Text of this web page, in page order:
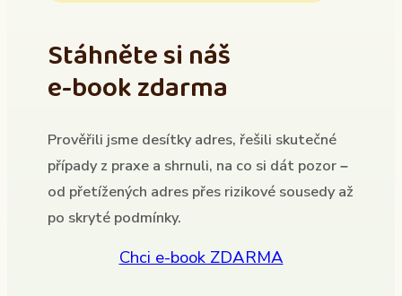
Stáhněte si náš
e-book zdarma
Prověřili jsme desítky adres, řešili skutečné
případy z praxe a shrnuli, na co si dát pozor –
od přetížených adres přes rizikové sousedy až
po skryté podmínky.
Chci e-book ZDARMA